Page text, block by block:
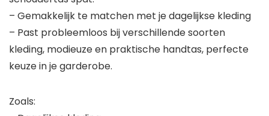
– Gemakkelijk te matchen met je dagelijkse kleding
– Past probleemloos bij verschillende soorten
kleding, modieuze en praktische handtas, perfecte
keuze in je garderobe.
Zoals: